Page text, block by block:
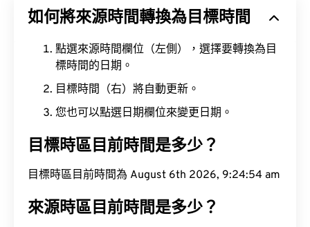
如何將來源時間轉換為目標時間
點選來源時間欄位（左側），選擇要轉換為目
標時間的日期。
目標時間（右）將自動更新。
您也可以點選日期欄位來變更日期。
目標時區目前時間是多少？
目標時區目前時間為 August 6th 2026, 9:24:55 am
來源時區目前時間是多少？